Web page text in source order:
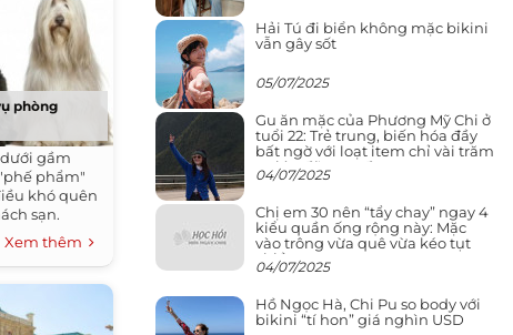
phòng
gầm
phẩm"
khó quên
sạn.
Xem thêm
Hải Tú đi biển không mặc bikini
vẫn gây sốt
05/07/2025
Gu ăn mặc của Phương Mỹ Chi ở
tuổi 22: Trẻ trung, biến hóa đầy
bất ngờ với loạt item chỉ vài trăm
nghìn đã mua được
04/07/2025
Chị em 30 nên “tẩy chay” ngay 4
kiểu quần ống rộng này: Mặc
vào trông vừa quê vừa kéo tụt
chiều cao
04/07/2025
Hồ Ngọc Hà, Chi Pu so body với
bikini “tí hon” giá nghìn USD